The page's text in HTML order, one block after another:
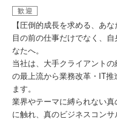
歓迎
【圧倒的成長を求める、あな
目の前の仕事だけでなく、
なたへ。
当社は、大手クライアント
の最上流から業務改革・IT
ます。
業界やテーマに縛られない
に触れ、真のビジネスコン